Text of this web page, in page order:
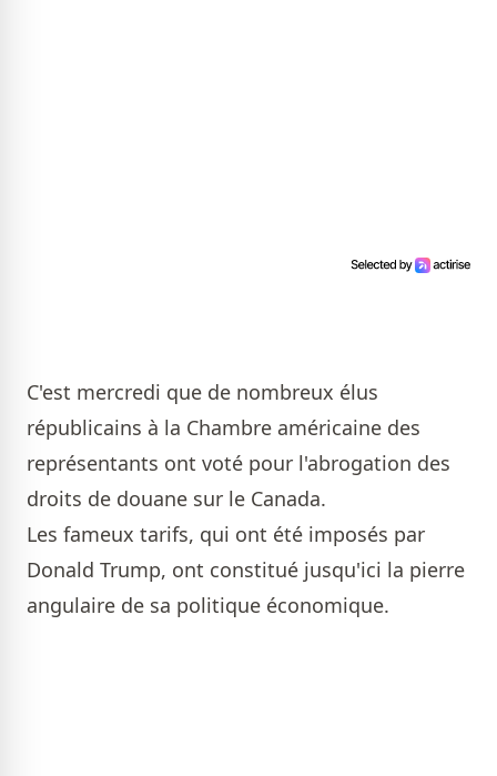
C'est mercredi que de nombreux élus
républicains à la Chambre américaine des
représentants ont voté pour l'abrogation des
droits de douane sur le Canada.
Les fameux tarifs, qui ont été imposés par
Donald Trump, ont constitué jusqu'ici la pierre
angulaire de sa politique économique.